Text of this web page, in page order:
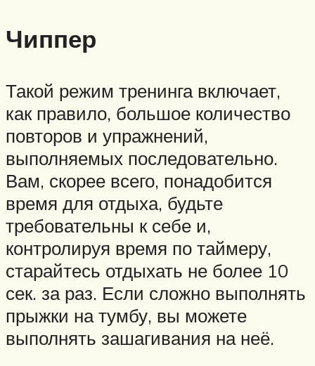
Чиппер
Такой режим тренинга включает,
как правило, большое количество
повторов и упражнений,
выполняемых последовательно.
Вам, скорее всего, понадобится
время для отдыха, будьте
требовательны к себе и,
контролируя время по таймеру,
старайтесь отдыхать не более 10
сек. за раз. Если сложно выполнять
прыжки на тумбу, вы можете
выполнять зашагивания на неё.